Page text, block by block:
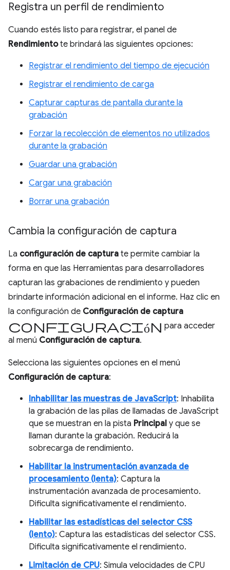
Registra un perfil de rendimiento
Cuando estés listo para registrar, el panel de
Rendimientote brindará las siguientes opciones:
Registrar el rendimiento del tiempo de ejecución
Registrar el rendimiento de carga
Capturar capturas de pantalla durante la
grabación
Forzar la recolección de elementos no utilizados
durante la grabación
Guardar una grabación
Cargar una grabación
Borrar una grabación
Cambia la configuración de captura
La configuración de captura te permite cambiar la
forma en que las Herramientas para desarrolladores
capturan las grabaciones de rendimiento y pueden
brindarte información adicional en el informe. Haz clic en
la configuración de Configuración de captura
configuración para acceder
al menú Configuración de captura.
Selecciona las siguientes opciones en el menú
Configuración de captura:
Inhabilitar las muestras de JavaScript: Inhabilita
la grabación de las pilas de llamadas de JavaScript
que se muestran en la pista Principal y que se
llaman durante la grabación. Reducirá la
sobrecarga de rendimiento.
Habilitar la instrumentación avanzada de
procesamiento (lenta): Captura la
instrumentación avanzada de procesamiento.
Dificulta significativamente el rendimiento.
Habilitar las estadísticas del selector CSS
(lento): Captura las estadísticas del selector CSS.
Dificulta significativamente el rendimiento.
Limitación de CPU: Simula velocidades de CPU